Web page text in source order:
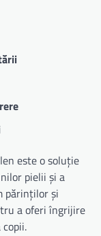
este o soluție
pielii și a
părinților și
a oferi îngrijire